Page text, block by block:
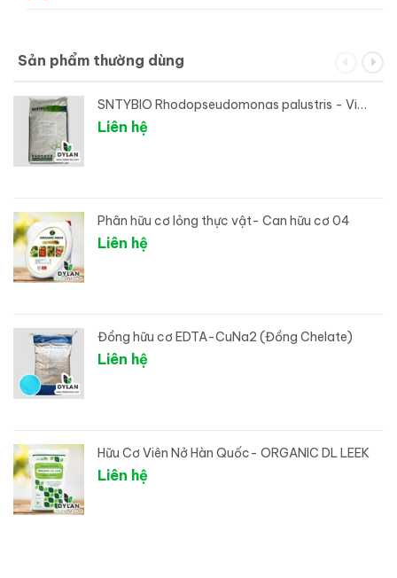
Sản phẩm thường dùng
SNTYBIO Rhodopseudomonas palustris - Vi
sinh xử lý đáy ao
Liên hệ
Phân hữu cơ lỏng thực vật- Can hữu cơ 04
Liên hệ
Đồng hữu cơ EDTA-CuNa2 (Đồng Chelate)
Liên hệ
Hữu Cơ Viên Nở Hàn Quốc- ORGANIC DL LEEK
Liên hệ